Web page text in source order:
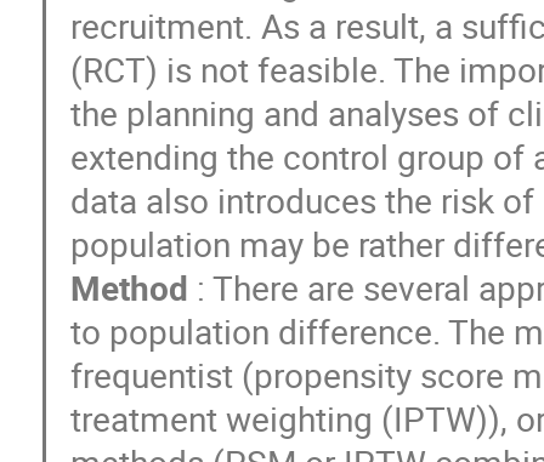
recruitment. As a result, a
(RCT) is not feasible. The
the planning and analyses of
extending the control group of
data also introduces the risk
population may be rather
Method : There are several
to population difference. The
frequentist (propensity score
treatment weighting (IPTW)),